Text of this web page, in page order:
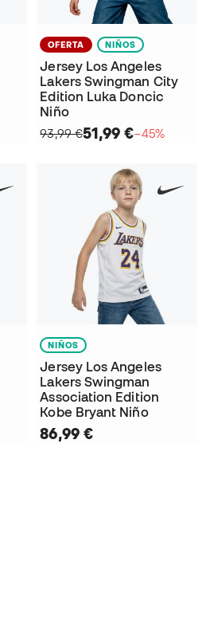
OFERTA NIÑOS
Jersey Los Angeles
Lakers Swingman City
Edition Luka Doncic
Niño
93,99 €51,99 €−45%
NIÑOS
Jersey Los Angeles
Lakers Swingman
Association Edition
Kobe Bryant Niño
86,99 €